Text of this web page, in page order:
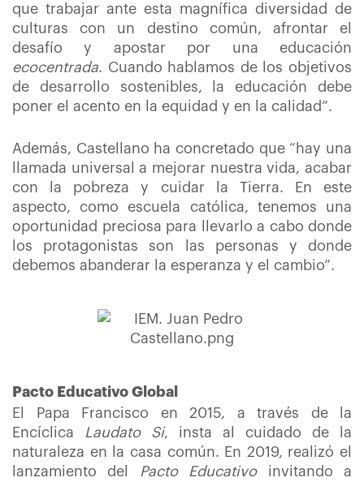
que trabajar ante esta magnífica diversidad de
culturas con un destino común, afrontar el
desafío y apostar por una educación
ecocentrada. Cuando hablamos de los objetivos
de desarrollo sostenibles, la educación debe
poner el acento en la equidad y en la calidad”.
Además, Castellano ha concretado que “hay una
llamada universal a mejorar nuestra vida, acabar
con la pobreza y cuidar la Tierra. En este
aspecto, como escuela católica, tenemos una
oportunidad preciosa para llevarlo a cabo donde
los protagonistas son las personas y donde
debemos abanderar la esperanza y el cambio”.
Pacto Educativo Global
El Papa Francisco en 2015, a través de la
Encíclica
Laudato Si, insta al cuidado de la
naturaleza en la casa común. En 2019, realizó el
lanzamiento del
Pacto Educativoinvitando a